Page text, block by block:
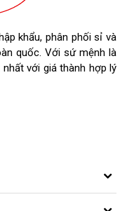
khẩu, phân phối sỉ và
quốc. Với sứ mệnh là
với giá thành hợp lý